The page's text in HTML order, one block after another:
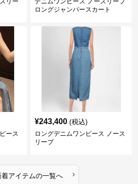
ロングジャンパースカート
ース
¥243,400 (税込)
ロングデニムワンピース ノース
リーブ
着アイテムの一覧へ ›